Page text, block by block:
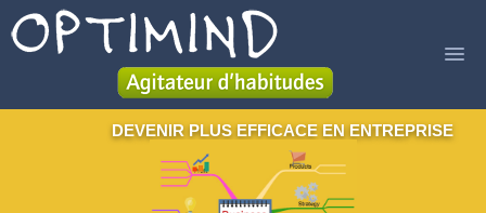
DEVENIR PLUS EFFICACE EN ENTREPRISE